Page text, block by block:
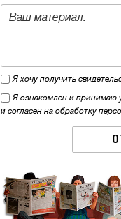
Я хочу получить
Я ознакомлен и принимаю
и согласен на обработку